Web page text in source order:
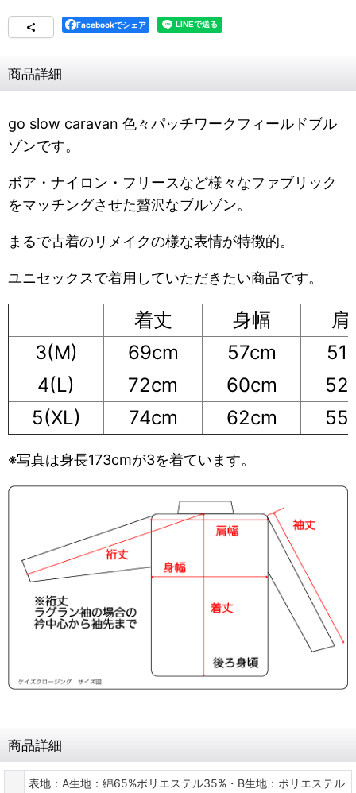
Facebookでシェア
商品詳細
go slow caravan 色々パッチワークフィールドブル
ゾンです。
ボア・ナイロン・フリースなど様々なファブリック
をマッチングさせた贅沢なブルゾン。
まるで古着のリメイクの様な表情が特徴的。
ユニセックスで着用していただきたい商品です。
着丈 身幅
肩
3(M)
69cm 57cm
4(L)
72cm 60cm
5(XL)
74cm 62cm
※写真は身長173cmが3を着ています。
商品詳細
表地：A生地：綿65%ポリエステル35%・B生地：ポリエステル